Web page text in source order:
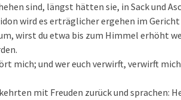
sind, längst hätten sie, in Sack und
wird es erträglicher ergehen im Gericht
wirst du etwa bis zum Himmel erhöht
mich; und wer euch verwirft, verwirft
mit Freuden zurück und sprachen: